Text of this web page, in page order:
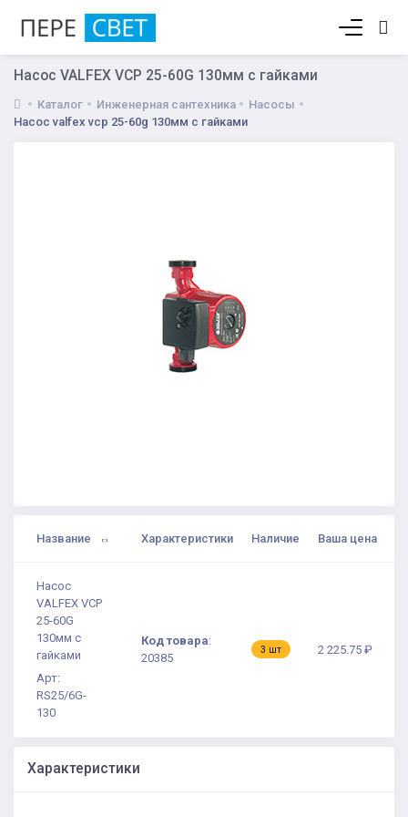
Насос VALFEX VCP 25-60G 130мм с гайками
Каталог Инженерная сантехника
Насосы
Насос valfex vcp 25-60g 130мм с гайками
Название Характеристики Наличие Ваша цена
Насос
VALFEX VCP
25-60G
130мм с
гайками
Арт:
RS25/6G-
130
Код товара:
20385
3 шт 2 225.75 ₽
Характеристики